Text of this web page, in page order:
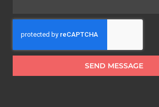
SEND MESSAGE